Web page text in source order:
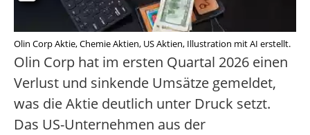
Olin Corp Aktie, Chemie Aktien, US Aktien, Illustration mit AI erstellt.
Olin Corp hat im ersten Quartal 2026 einen
Verlust und sinkende Umsätze gemeldet,
was die Aktie deutlich unter Druck setzt.
Das US-Unternehmen aus der